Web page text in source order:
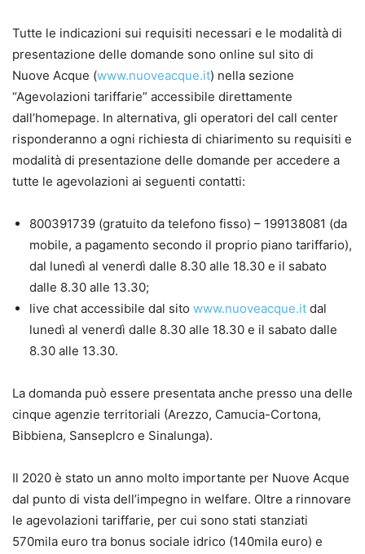
Tutte le indicazioni sui requisiti necessari e le modalità di
presentazione delle domande sono online sul sito di
Nuove Acque (www.nuoveacque.it) nella sezione
“Agevolazioni tariffarie” accessibile direttamente
dall’homepage. In alternativa, gli operatori del call center
risponderanno a ogni richiesta di chiarimento su requisiti e
modalità di presentazione delle domande per accedere a
tutte le agevolazioni ai seguenti contatti:
800391739 (gratuito da telefono fisso) – 199138081 (da
mobile, a pagamento secondo il proprio piano tariffario),
dal lunedì al venerdì dalle 8.30 alle 18.30 e il sabato
dalle 8.30 alle 13.30;
live chat accessibile dal sito www.nuoveacque.it dal
lunedì al venerdì dalle 8.30 alle 18.30 e il sabato dalle
8.30 alle 13.30.
La domanda può essere presentata anche presso una delle
cinque agenzie territoriali (Arezzo, Camucia-Cortona,
Bibbiena, Sanseplcro e Sinalunga).
Il 2020 è stato un anno molto importante per Nuove Acque
dal punto di vista dell’impegno in welfare. Oltre a rinnovare
le agevolazioni tariffarie, per cui sono stati stanziati
570mila euro tra bonus sociale idrico (140mila euro) e